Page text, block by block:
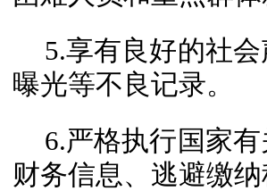
5.享有良好的社
曝光等不良记录。
6.严格执行国家
财务信息、逃避缴